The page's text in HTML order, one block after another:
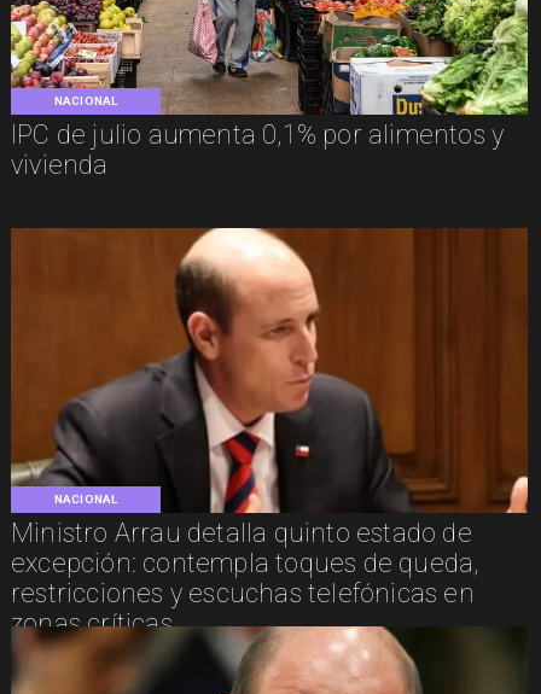
NACIONAL
IPC de julio aumenta 0,1% por alimentos y
vivienda
NACIONAL
Ministro Arrau detalla quinto estado de
excepción: contempla toques de queda,
restricciones y escuchas telefónicas en
zonas críticas